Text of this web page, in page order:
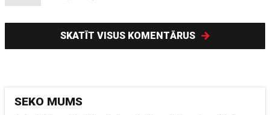
SKATĪT VISUS KOMENTĀRUS
SEKO MUMS